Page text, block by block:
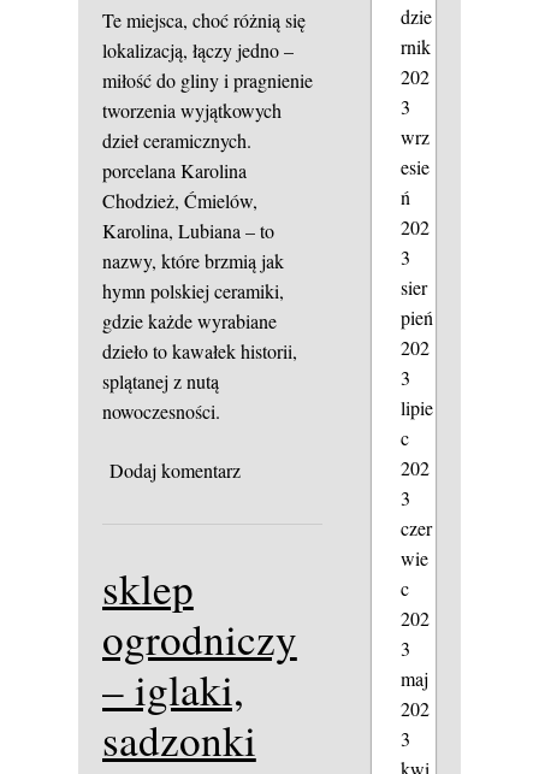
Te miejsca, choć różnią się
lokalizacją, łączy jedno –
miłość do gliny i pragnienie
tworzenia wyjątkowych
dzieł ceramicznych.
porcelana Karolina
Chodzież, Ćmielów,
Karolina, Lubiana – to
nazwy, które brzmią jak
hymn polskiej ceramiki,
gdzie każde wyrabiane
dzieło to kawałek historii,
splątanej z nutą
nowoczesności.
Dodaj komentarz
sklep
ogrodniczy
– iglaki,
sadzonki
dzie
rnik
202
3
wrz
esie
ń
202
3
sier
pień
202
3
lipie
c
202
3
czer
wie
c
202
3
maj
202
3
kwi